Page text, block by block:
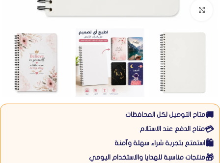
🚚متاح التوصيل لكل المحافظات
💳متاح الدفع عند الاستلام
🛍️ استمتع بتجربة شراء سهلة وآمنة
🎁منتجات مناسبة للهدايا والاستخدام اليومي